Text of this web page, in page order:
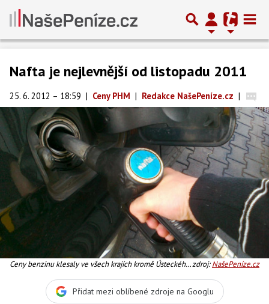
Nafta je nejlevnější od listopadu 2011
25. 6. 2012 – 18:59 | Ceny PHM | Redakce NašePeníze.cz |
Ceny benzinu klesaly ve všech krajích kromě Ústeckého,zdroj:NašePeníze.cz
Přidat mezi oblíbené zdroje na Googlu